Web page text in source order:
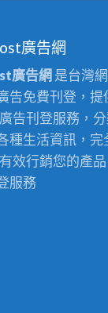
廣告網
廣告網 是台灣
告免費刊登，提
告刊登服務，
種生活資訊，完
效行銷您的產
服務